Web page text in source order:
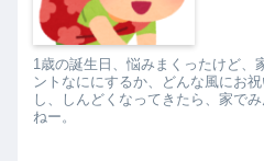
1歳の誕生日、悩みまくったけど、
ントなににするか、どんな風にお
し、しんどくなってきたら、家で
ねー。